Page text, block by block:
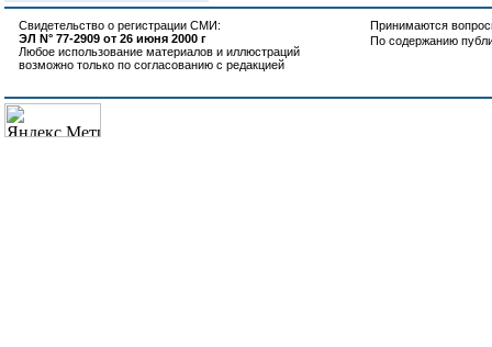
Свидетельство о регистрации СМИ:
ЭЛ N° 77-2909 от 26 июня 2000 г
Любое использование материалов и иллюстраций
возможно только по согласованию с редакцией
Принимаются
По содержанию